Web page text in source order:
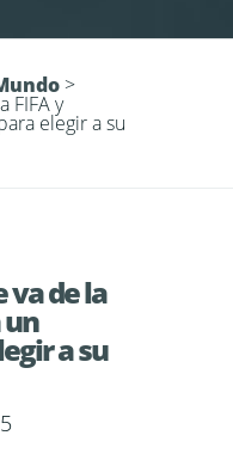
>
FIFA y
elegir a su
va de la
un
a su